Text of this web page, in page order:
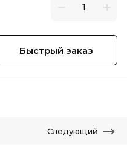
Быстрый заказ
Следующий